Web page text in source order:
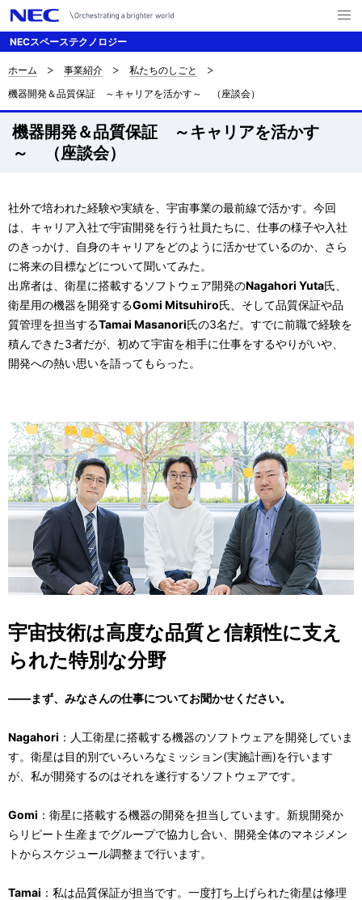
NECスペーステクノロジー
メ
ニ
ナ
ビ
ゲ
ー
ョ
ン
サ
イ
ト
現
在
位
置
ホーム 事業紹介
私たちのしごと
機器開発＆品質保証 ～キャリアを活かす～ （座談会）
機器開発＆品質保証 ～キャリアを活かす
～ （座談会）
社外で培われた経験や実績を、宇宙事業の最前線で活かす。今回
は、キャリア入社で宇宙開発を行う社員たちに、仕事の様子や入社
のきっかけ、自身のキャリアをどのように活かせているのか、さら
に将来の目標などについて聞いてみた。
出席者は、衛星に搭載するソフトウェア開発のNagahori Yuta氏、
衛星用の機器を開発するGomi Mitsuhiro氏、そして品質保証や品
質管理を担当するTamai Masanori氏の3名だ。すでに前職で経験を
積んできた3者だが、初めて宇宙を相手に仕事をするやりがいや、
開発への熱い思いを語ってもらった。
宇宙技術は高度な品質と信頼性に支え
られた特別な分野
――まず、みなさんの仕事についてお聞かせください。
Nagahori ：人工衛星に搭載する機器のソフトウェアを開発していま
す。衛星は目的別でいろいろなミッション(実施計画)を行います
が、私が開発するのはそれを遂行するソフトウェアです。
Gomi ：衛星に搭載する機器の開発を担当しています。新規開発か
らリピート生産までグループで協力し合い、開発全体のマネジメン
トからスケジュール調整まで行います。
Tamai ：私は品質保証が担当です。一度打ち上げられた衛星は修理